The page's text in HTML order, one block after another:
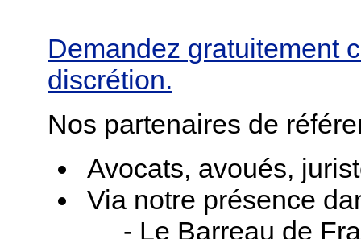
Demandez gratuitement
discrétion.
Nos partenaires de
Avocats, avoués,
Via notre présence
- Le Barreau de